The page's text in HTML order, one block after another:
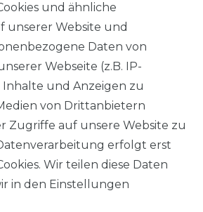
Artikel
- Modern Fit - Herren
Business Hemd
UVP 49,99 €
47,99 € *
und ähnliche
unserer Website und
Daten von
Webseite (z.B. IP-
Inhalte und Anzeigen zu
von Drittanbietern
Zugriffe auf unsere Website zu
erfolgt erst
Wir teilen diese Daten
in den Einstellungen